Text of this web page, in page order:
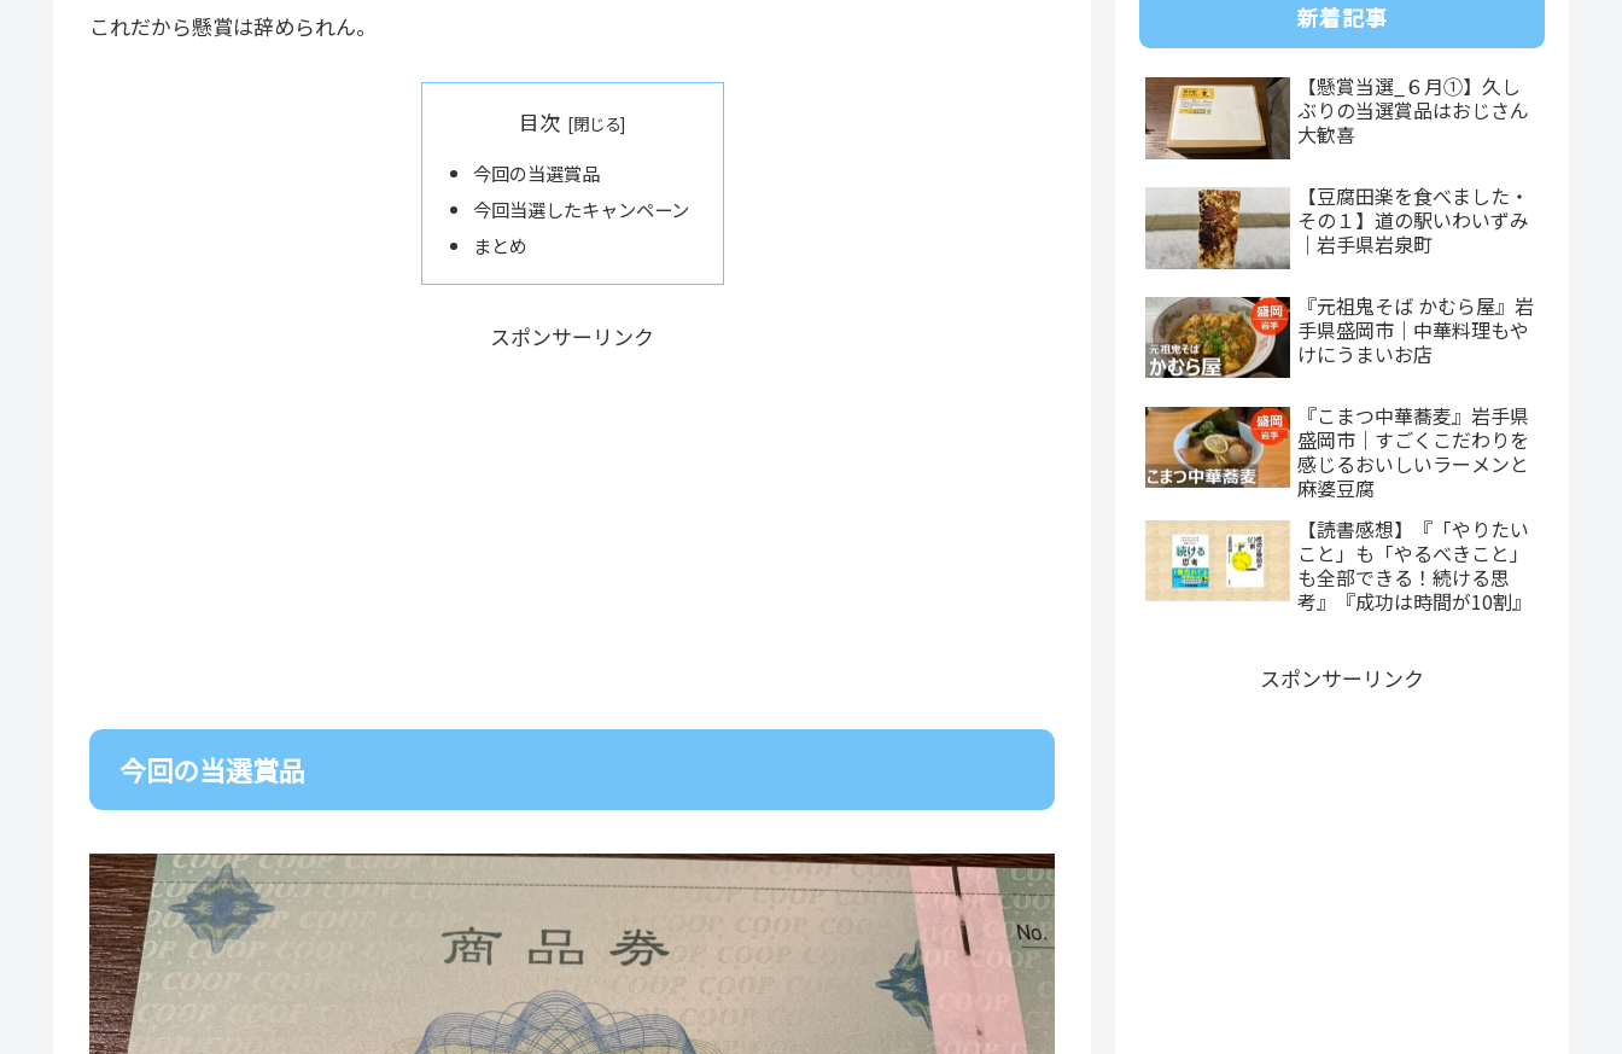
これだから懸賞は辞められん。
目次
今回の当選賞品
今回当選したキャンペーン
まとめ
スポンサーリンク
今回の当選賞品
新着記事
【懸賞当選_６月①】久し
ぶりの当選賞品はおじさん
大歓喜
【豆腐田楽を食べました・
その１】道の駅いわいずみ
｜岩手県岩泉町
『元祖鬼そば かむら屋』岩
手県盛岡市｜中華料理もや
けにうまいお店
『こまつ中華蕎麦』岩手県
盛岡市｜すごくこだわりを
感じるおいしいラーメンと
麻婆豆腐
【読書感想】『「やりたい
こと」も「やるべきこと」
も全部できる！続ける思
考』『成功は時間が10割』
スポンサーリンク